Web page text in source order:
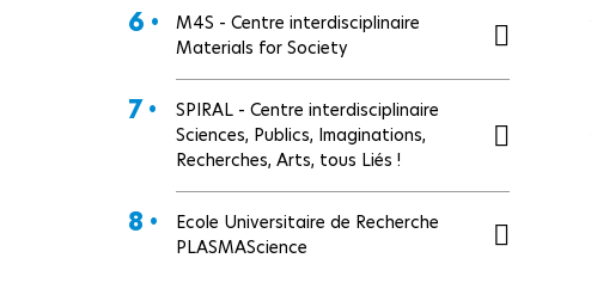
6 •
M4S - Centre interdisciplinaire
Materials for Society
7 •
SPIRAL - Centre interdisciplinaire
Sciences, Publics, Imaginations,
Recherches, Arts, tous Liés !
8 •
Ecole Universitaire de Recherche
PLASMAScience